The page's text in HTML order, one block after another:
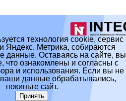
технология cookie, сервис
Яндекс. Метрика, собираются
данные. Оставаясь на сайте, вы
что ознакомлены и согласны с
и использования. Если вы не
ваши данные обрабатывались,
покиньте сайт.
Принять